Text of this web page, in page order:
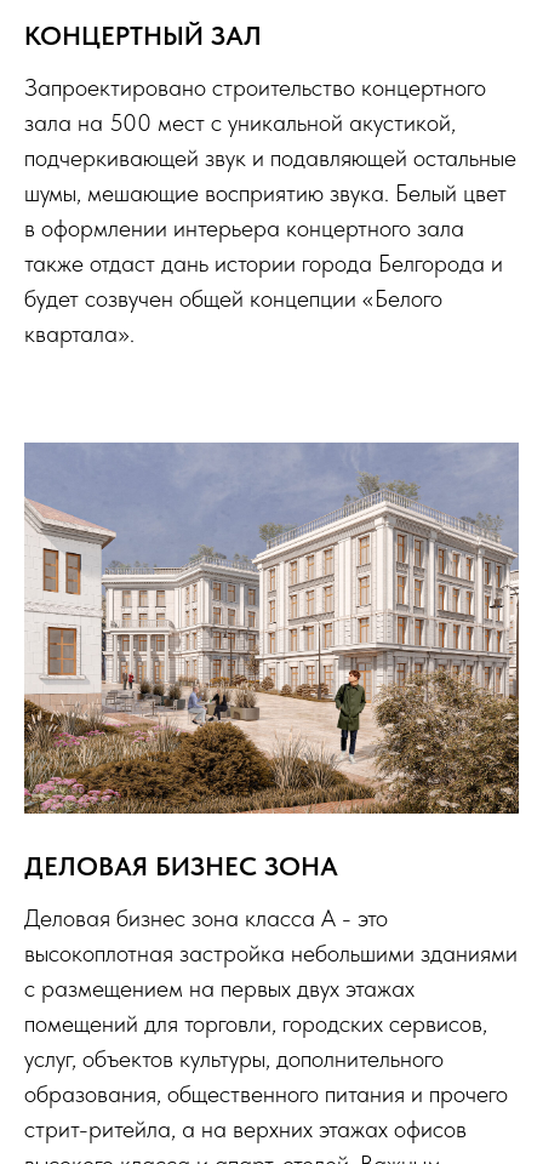
КОНЦЕРТНЫЙ ЗАЛ
Запроектировано строительство концертного
зала на 500 мест с уникальной акустикой,
подчеркивающей звук и подавляющей остальные
шумы, мешающие восприятию звука. Белый цвет
в оформлении интерьера концертного зала
также отдаст дань истории города Белгорода и
будет созвучен общей концепции «Белого
квартала».
ДЕЛОВАЯ БИЗНЕС ЗОНА
Деловая бизнес зона класса А - это
высокоплотная застройка небольшими зданиями
с размещением на первых двух этажах
помещений для торговли, городских сервисов,
услуг, объектов культуры, дополнительного
образования, общественного питания и прочего
стрит-ритейла, а на верхних этажах офисов